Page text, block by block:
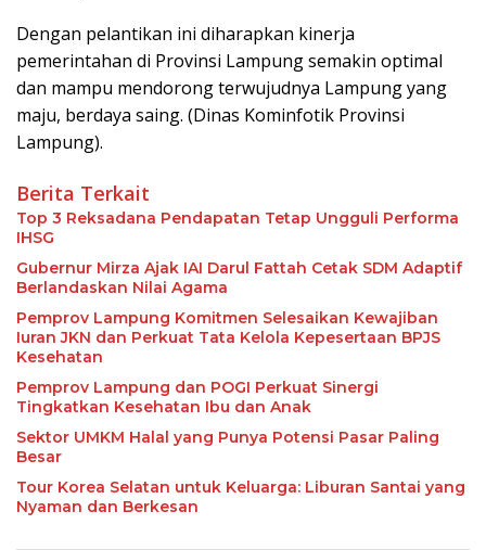
Dengan pelantikan ini diharapkan kinerja
pemerintahan di Provinsi Lampung semakin optimal
dan mampu mendorong terwujudnya Lampung yang
maju, berdaya saing. (Dinas Kominfotik Provinsi
Lampung).
Berita Terkait
Top 3 Reksadana Pendapatan Tetap Ungguli Performa
IHSG
Gubernur Mirza Ajak IAI Darul Fattah Cetak SDM Adaptif
Berlandaskan Nilai Agama
Pemprov Lampung Komitmen Selesaikan Kewajiban
Iuran JKN dan Perkuat Tata Kelola Kepesertaan BPJS
Kesehatan
Pemprov Lampung dan POGI Perkuat Sinergi
Tingkatkan Kesehatan Ibu dan Anak
Sektor UMKM Halal yang Punya Potensi Pasar Paling
Besar
Tour Korea Selatan untuk Keluarga: Liburan Santai yang
Nyaman dan Berkesan